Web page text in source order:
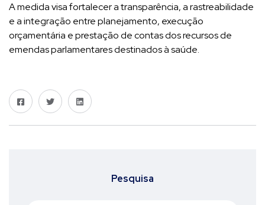
A medida visa fortalecer a transparência, a rastreabilidade
e a integração entre planejamento, execução
orçamentária e prestação de contas dos recursos de
emendas parlamentares destinados à saúde.
Pesquisa